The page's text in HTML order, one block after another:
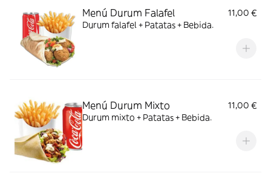
Menú Durum Falafel
11,00 €
Durum falafel + Patatas + Bebida.
Menú Durum Mixto
11,00 €
Durum mixto + Patatas + Bebida.